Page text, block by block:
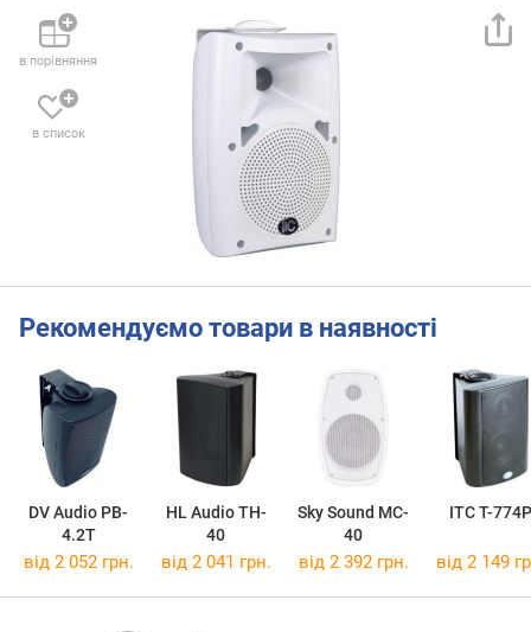
в порівняння
в список
Рекомендуємо товари в наявності
DV Audio PB-
4.2T
HL Audio TH-
40
Sky Sound MC-
40
ITC T-774P
від 2 052 грн. від 2 041 грн. від 2 392 грн. від 2 149